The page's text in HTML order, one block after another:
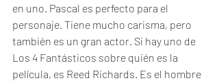
en uno. Pascal es perfecto para el
personaje. Tiene mucho carisma, pero
también es un gran actor. Si hay uno de
Los 4 Fantásticos sobre quién es la
película, es Reed Richards. Es el hombre